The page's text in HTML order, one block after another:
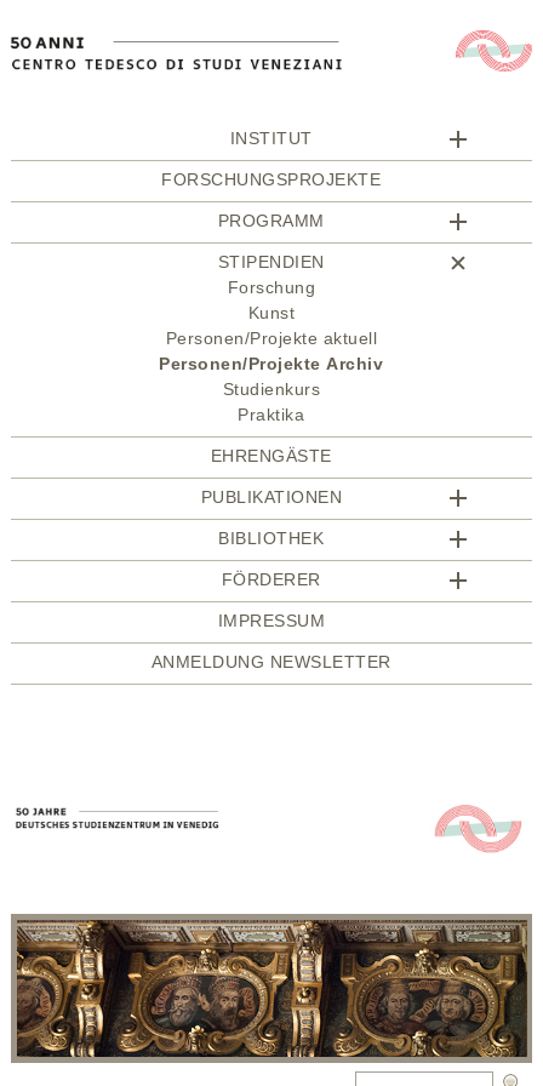
INSTITUT
FORSCHUNGSPROJEKTE
PROGRAMM
STIPENDIEN
Forschung
Kunst
Personen/Projekte aktuell
Personen/Projekte Archiv
Studienkurs
Praktika
EHRENGÄSTE
PUBLIKATIONEN
BIBLIOTHEK
FÖRDERER
IMPRESSUM
ANMELDUNG NEWSLETTER